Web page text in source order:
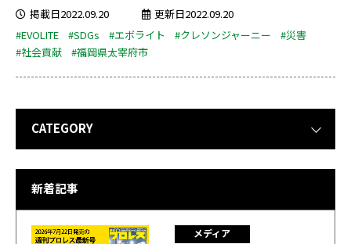
掲載日2022.09.20
更新日2022.09.20
#EVOLITE
#SDGs #エボライト #クレソンジャーニー
#災害
#社会貢献
#福岡県太宰府市
CATEGORY
新着記事
メディア